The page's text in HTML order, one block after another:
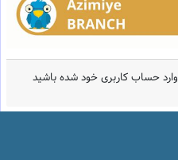
حساب کاربری خود شده باشید